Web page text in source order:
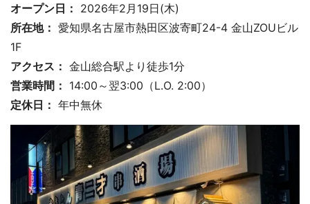
オープン日： 2026年2月19日(木)
所在地： 愛知県名古屋市熱田区波寄町24-4 金山ZOUビル
1F
アクセス： 金山総合駅より徒歩1分
営業時間： 14:00～翌3:00（L.O. 2:00）
定休日： 年中無休